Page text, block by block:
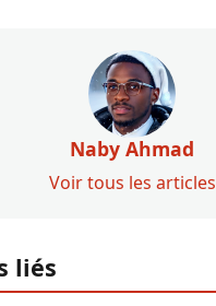
Naby Ahmad
Voir tous les articles
liés